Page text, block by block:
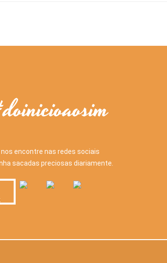
nos encontre nas redes sociais
sacadas preciosas diariamente.